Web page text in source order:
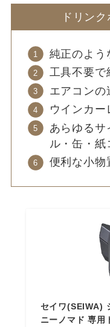
ドリン
純正のよう
工具不要で
エアコンの
ウインカ
あらゆるサ
ル・缶・紙
便利な小物
セイワ(SEIWA)
ニーノマド 専用